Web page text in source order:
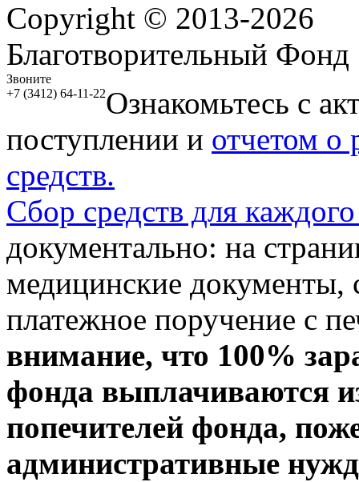
Copyright © 2013-2026
Благотворительный
Звоните
+7 (3412) 64-11-22Ознакомьтесь с
поступлении и отчетом о
средств.
Сбор средств для
документально: на
медицинские документы,
платежное поручение с
внимание, что 100%
фонда выплачиваются
попечителей фонда,
административные